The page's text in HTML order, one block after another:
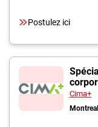
Postulez ici
Cima+